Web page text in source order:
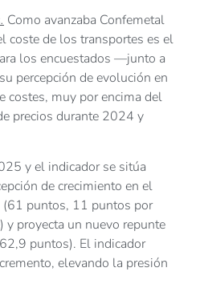
Como avanzaba Confemetal
coste de los transportes es el
los encuestados —junto a
percepción de evolución en
costes, muy por encima del
precios durante 2024 y
y el indicador se sitúa
de crecimiento en el
puntos, 11 puntos por
proyecta un nuevo repunte
puntos). El indicador
elevando la presión